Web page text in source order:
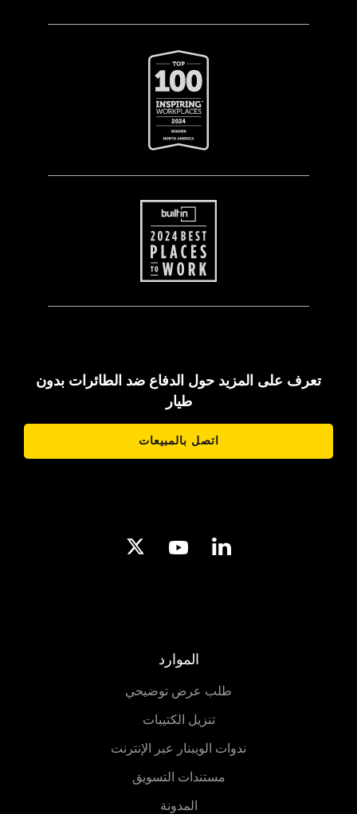
تعرف على المزيد حول الدفاع ضد الطائرات بدون
طيار
اتصل بالمبيعات
الموارد
طلب عرض توضيحي
تنزيل الكتيبات
ندوات الويبنار عبر الإنترنت
مستندات التسويق
المدونة